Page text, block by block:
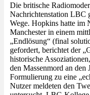
Die britische
Nachrichtenstation LBC
Wege. Hopkins hatte im
Manchester in einem
„Endlösung“ (final
gefordert, berichtet der
historische
den Massenmord an den
Formulierung zu eine
Nutzer meldeten den